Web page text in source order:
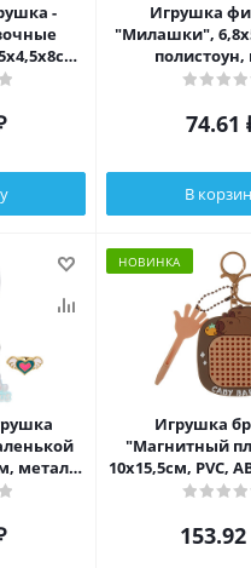
-
Игрушка
"Милашки",
74.61
В
металл,
НОВИНКА
Игрушка
"Магнитный
10х15,5см, PVC,
микс
153.92